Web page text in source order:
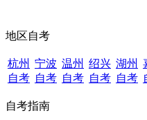
地区自考
杭州
自考
宁波
自考
温州
自考
绍兴
自考
湖州
自考
自考指南